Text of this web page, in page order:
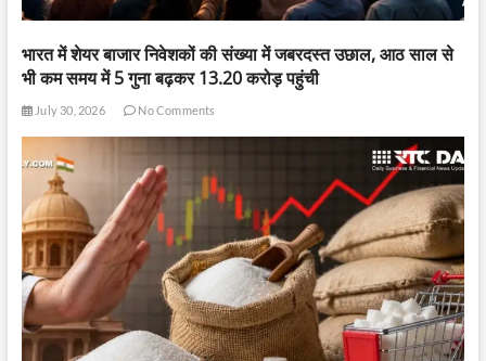
भारत में शेयर बाजार निवेशकों की संख्या में जबरदस्त उछाल, आठ साल से
भी कम समय में 5 गुना बढ़कर 13.20 करोड़ पहुंची
July 30, 2026 No Comments